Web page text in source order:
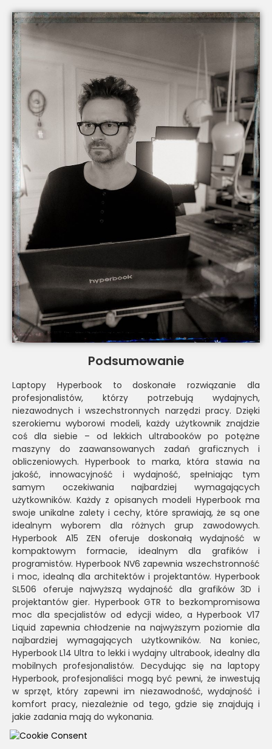
Podsumowanie
Laptopy Hyperbook to doskonałe rozwiązanie dla
profesjonalistów, którzy potrzebują wydajnych,
niezawodnych i wszechstronnych narzędzi pracy. Dzięki
szerokiemu wyborowi modeli, każdy użytkownik znajdzie
coś dla siebie – od lekkich ultrabooków po potężne
maszyny do zaawansowanych zadań graficznych i
obliczeniowych. Hyperbook to marka, która stawia na
jakość, innowacyjność i wydajność, spełniając tym
samym oczekiwania najbardziej wymagających
użytkowników. Każdy z opisanych modeli Hyperbook ma
swoje unikalne zalety i cechy, które sprawiają, że są one
idealnym wyborem dla różnych grup zawodowych.
Hyperbook A15 ZEN oferuje doskonałą wydajność w
kompaktowym formacie, idealnym dla grafików i
programistów. Hyperbook NV6 zapewnia wszechstronność
i moc, idealną dla architektów i projektantów. Hyperbook
SL506 oferuje najwyższą wydajność dla grafików 3D i
projektantów gier. Hyperbook GTR to bezkompromisowa
moc dla specjalistów od edycji wideo, a Hyperbook V17
Liquid zapewnia chłodzenie na najwyższym poziomie dla
najbardziej wymagających użytkowników. Na koniec,
Hyperbook L14 Ultra to lekki i wydajny ultrabook, idealny dla
mobilnych profesjonalistów. Decydując się na laptopy
Hyperbook, profesjonaliści mogą być pewni, że inwestują
w sprzęt, który zapewni im niezawodność, wydajność i
komfort pracy, niezależnie od tego, gdzie się znajdują i
jakie zadania mają do wykonania.